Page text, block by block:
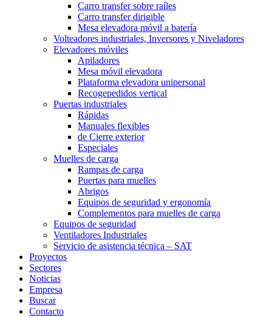
Carro transfer sobre raíles
Carro transfer dirigible
Mesa elevadora móvil a batería
Volteadores industriales, Inversores y Niveladores
Elevadores móviles
Apiladores
Mesa móvil elevadora
Plataforma elevadora unipersonal
Recogepedidos vertical
Puertas industriales
Rápidas
Manuales flexibles
de Cierre exterior
Especiales
Muelles de carga
Rampas de carga
Puertas para muelles
Abrigos
Equipos de seguridad y ergonomía
Complementos para muelles de carga
Equipos de seguridad
Ventiladores Industriales
Servicio de asistencia técnica – SAT
Proyectos
Sectores
Noticias
Empresa
Buscar
Contacto